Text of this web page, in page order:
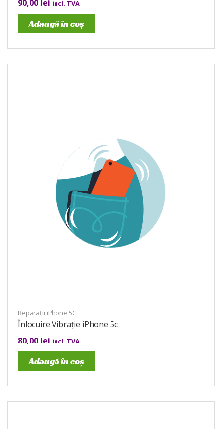
90,00 lei incl. TVA
Adaugă în coș
Reparații iPhone 5C
Înlocuire Vibrație iPhone 5c
80,00 lei incl. TVA
Adaugă în coș